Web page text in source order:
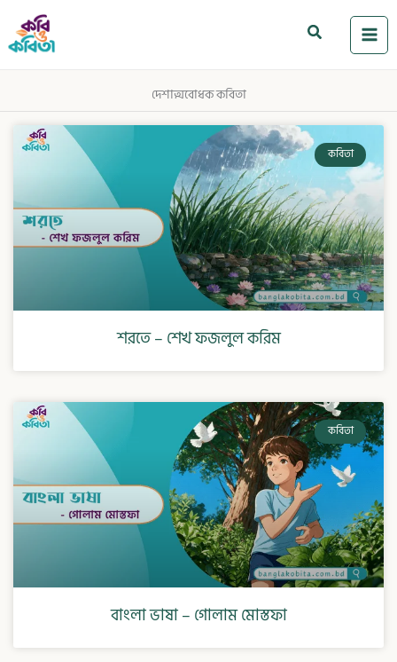
content
Search
দেশাত্মবোধক কবিতা
কবিতা
শরতে – শেখ ফজলুল করিম
কবিতা
বাংলা ভাষা – গোলাম মোস্তফা